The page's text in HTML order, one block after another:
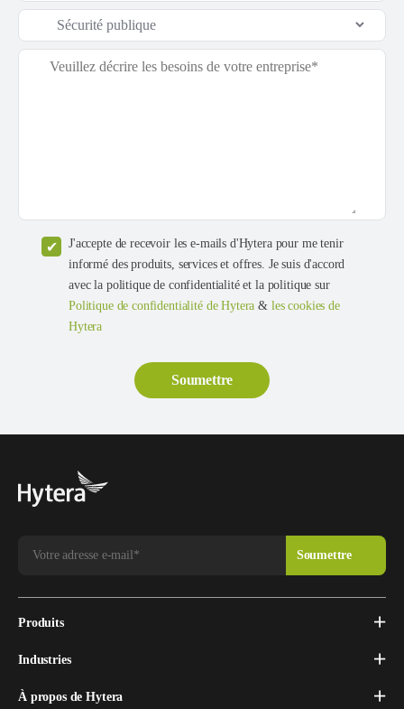
J'accepte de recevoir les e-mails d'Hytera pour me tenir
informé des produits, services et offres. Je suis d'accord
avec la politique de confidentialité et la politique sur
Politique de confidentialité de Hytera & les cookies de
Hytera
Produits
Industries
À propos de Hytera